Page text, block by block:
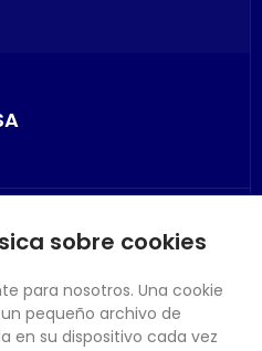
sobre cookies
para nosotros. Una cookie
pequeño archivo de
en su dispositivo cada vez